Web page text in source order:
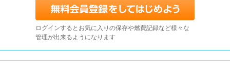
ログインするとお気に入りの保存や燃費記録など様々な
管理が出来るようになります